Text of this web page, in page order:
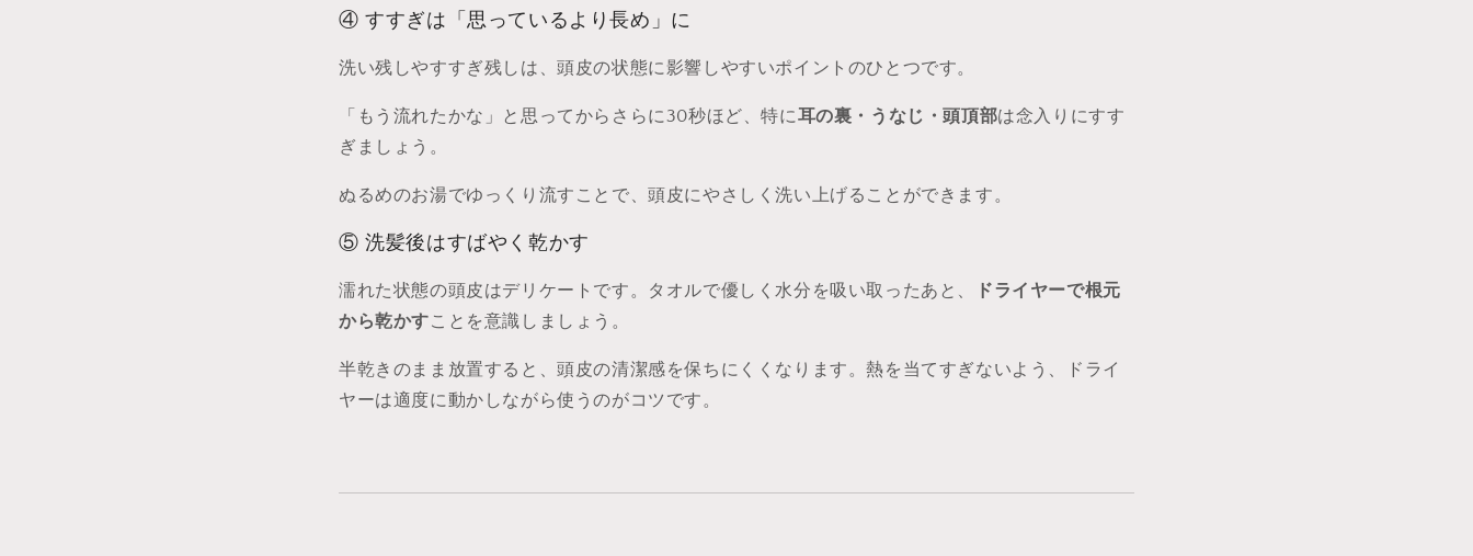
④ すすぎは「思っているより長め」に
洗い残しやすすぎ残しは、頭皮の状態に影響しやすいポイントのひとつです。
「もう流れたかな」と思ってからさらに30秒ほど、特に耳の裏・うなじ・頭頂部は念入りにすす
ぎましょう。
ぬるめのお湯でゆっくり流すことで、頭皮にやさしく洗い上げることができます。
⑤ 洗髪後はすばやく乾かす
濡れた状態の頭皮はデリケートです。タオルで優しく水分を吸い取ったあと、
ドライヤーで根元
から乾かすことを意識しましょう。
半乾きのまま放置すると、頭皮の清潔感を保ちにくくなります。熱を当てすぎないよう、ドライ
ヤーは適度に動かしながら使うのがコツです。